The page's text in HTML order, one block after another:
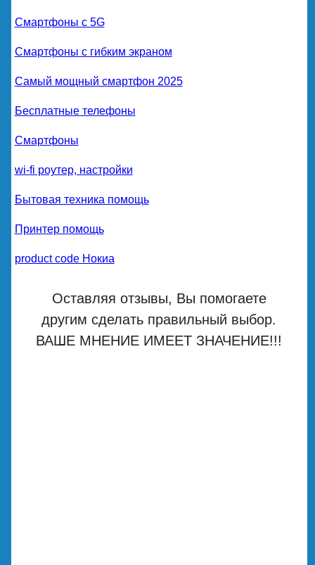
Смартфоны с 5G
Смартфоны с гибким экраном
Самый мощный смартфон 2025
Бесплатные телефоны
Смартфоны
wi-fi роутер, настройки
Бытовая техника помощь
Принтер помощь
product code Нокиа
Оставляя отзывы, Вы помогаете
другим сделать правильный выбор.
ВАШЕ МНЕНИЕ ИМЕЕТ ЗНАЧЕНИЕ!!!